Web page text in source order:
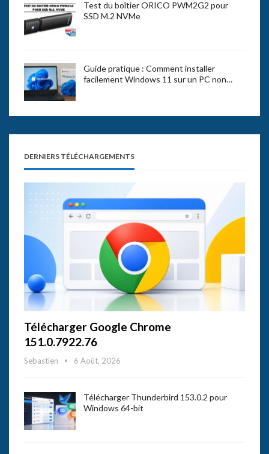
Test du boîtier ORICO PWM2G2 pour
SSD M.2 NVMe
Guide pratique : Comment installer
facilement Windows 11 sur un PC non…
DERNIERS TÉLÉCHARGEMENTS
Télécharger Google Chrome
151.0.7922.76
Sebastien 6 Août, 2026
Télécharger Thunderbird 153.0.2 pour
Windows 64-bit